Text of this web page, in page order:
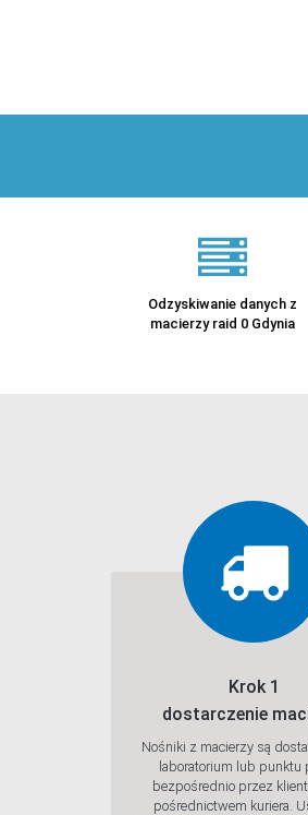
Odzyskiwanie danych z
macierzy raid 0 Gdynia
Krok 1
dostarczenie
Nośniki z macierzy są
laboratorium lub punktu
bezpośrednio przez
pośrednictwem kuriera.